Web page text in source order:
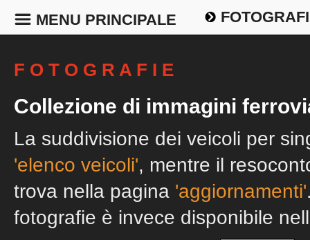
MENU PRINCIPALE
F O T O G R A F I E
Collezione di immagini
La suddivisione dei veicoli per
'elenco veicoli', mentre il
trova nella pagina 'aggiornamenti'
fotografie è invece disponibile